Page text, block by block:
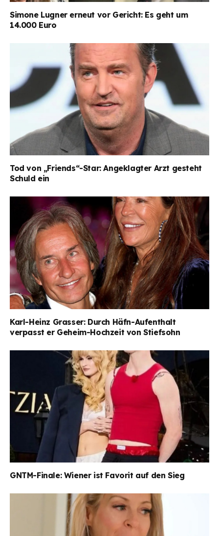
Simone Lugner erneut vor Gericht: Es geht um
14.000 Euro
Tod von „Friends“-Star: Angeklagter Arzt gesteht
Schuld ein
Karl-Heinz Grasser: Durch Häfn-Aufenthalt
verpasst er Geheim-Hochzeit von Stiefsohn
GNTM-Finale: Wiener ist Favorit auf den Sieg